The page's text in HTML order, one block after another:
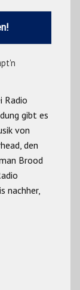
Radio
gibt es
von
den
Brood
nachher,